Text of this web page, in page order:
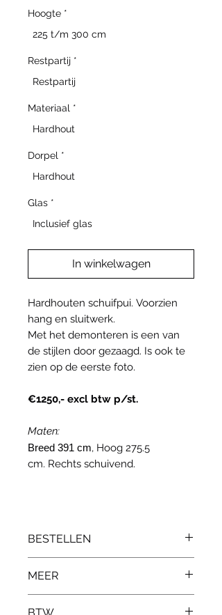
Hoogte *
225 t/m 300 cm
Restpartij *
Restpartij
Materiaal *
Hardhout
Dorpel *
Hardhout
Glas *
Inclusief glas
In winkelwagen
Hardhouten schuifpui. Voorzien
hang en sluitwerk.
Met het demonteren is een van
de stijlen door gezaagd. Is ook te
zien op de eerste foto.
€1250,- excl btw p/st.
Maten:
Breed 391 cm, Hoog 275.5
cm. Rechts schuivend.
BESTELLEN
info@edvanduin.nl bij interesse.
Geef hierbij aan om welk
MEER